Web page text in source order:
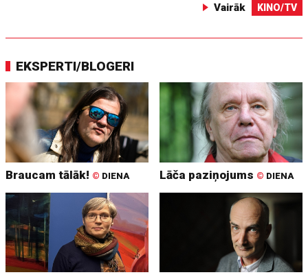
Vairāk KINO/TV
EKSPERTI/BLOGERI
Braucam tālāk! © DIENA Lāča paziņojums © DIENA